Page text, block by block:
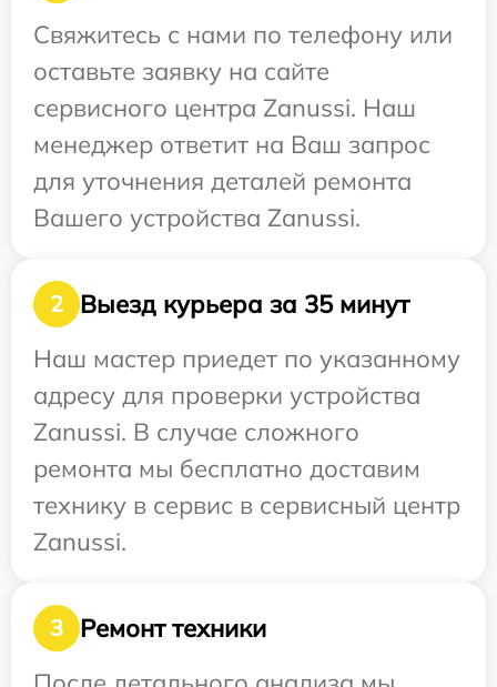
Свяжитесь с нами по телефону или
оставьте заявку на сайте
сервисного центра Zanussi. Наш
менеджер ответит на Ваш запрос
для уточнения деталей ремонта
Вашего устройства Zanussi.
2
Выезд курьера за 35 минут
Наш мастер приедет по указанному
адресу для проверки устройства
Zanussi. В случае сложного
ремонта мы бесплатно доставим
технику в сервис в сервисный центр
Zanussi.
3
Ремонт техники